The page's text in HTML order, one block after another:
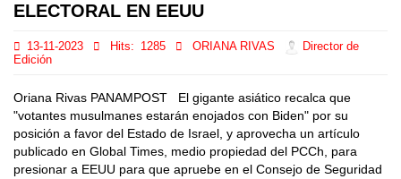
ELECTORAL EN EEUU
13-11-2023 Hits: 1285 ORIANA RIVAS
Director de
Edición
Oriana Rivas PANAMPOST El gigante asiático recalca que
"votantes musulmanes estarán enojados con Biden" por su
posición a favor del Estado de Israel, y aprovecha un artículo
publicado en Global Times, medio propiedad del PCCh, para
presionar a EEUU para que apruebe en el Consejo de Seguridad